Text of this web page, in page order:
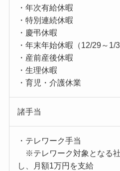
・年次有給休暇
・特別連続休暇
・慶弔休暇
・年末年始休暇（12/29～1/3
・産前産後休暇
・生理休暇
・育児・介護休業
諸手当
・テレワーク手当
※テレワーク対象となる
し、月額1万円を支給